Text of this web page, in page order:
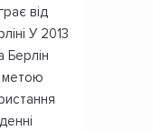
від
У 2013
Берлін
метою